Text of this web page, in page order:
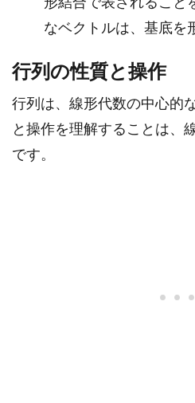
なベクトルは、基底を
行列の性質と操作
行列は、線形代数の中心的
と操作を理解することは、
です。